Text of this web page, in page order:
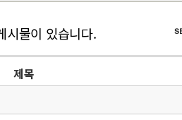
시물이 있습니다.
제목